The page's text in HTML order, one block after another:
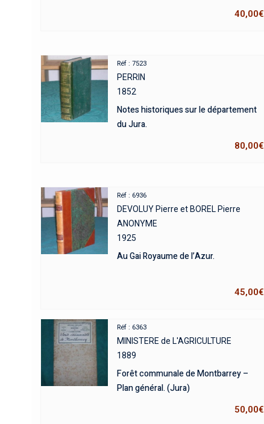
40,00€
Réf : 7523
PERRIN
1852
Notes historiques sur le département
du Jura.
80,00€
Réf : 6936
DEVOLUY Pierre et BOREL Pierre
ANONYME
1925
Au Gai Royaume de l’Azur.
45,00€
Réf : 6363
MINISTERE de L'AGRICULTURE
1889
Forêt communale de Montbarrey –
Plan général. (Jura)
50,00€